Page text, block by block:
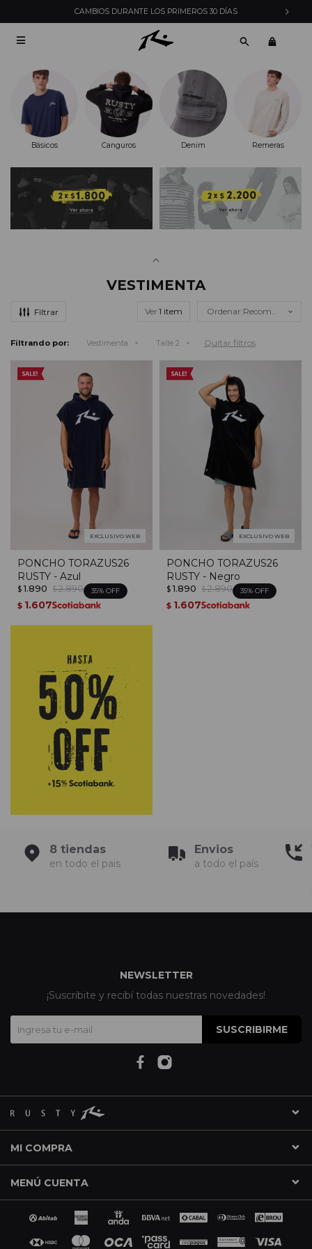
CAMBIOS DURANTE LOS PRIMEROS 30 DÍAS

Básicos Canguros Denim Remeras
VESTIMENTA
Ver Recomendados
Filtrando por: Vestimenta Talle 2 Quitar filtros
EXCLUSIVO WEB
PONCHO TORAZUS26
RUSTY - Azul
$ 1.890 $ 2.890 35
$ 1.607
EXCLUSIVO WEB
PONCHO TORAZUS26
RUSTY - Negro
$ 1.890 $ 2.890 35
$ 1.607
8 tiendas
en todo el pais
Envios
a todo el país
MI COMPRA
MENÚ CUENTA
NEWSLETTER
¡Suscribite y recibí todas nuestras novedades!
SUSCRIBIRME